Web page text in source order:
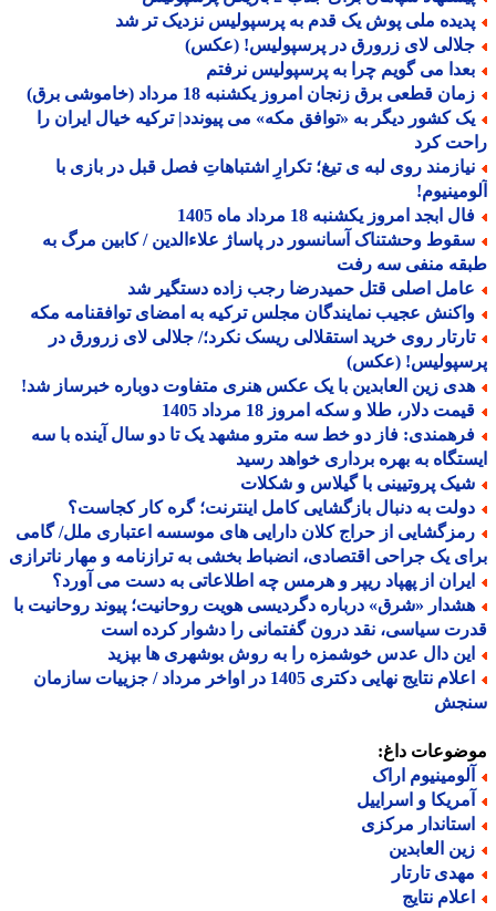
ملی پوش یک قدم به پرسپولیس نزدیک تر شد
لای زرورق در پرسپولیس! (عکس)
می گویم چرا به پرسپولیس نرفتم
قطعی برق زنجان امروز یکشنبه 18 مرداد (خاموشی برق)
کشور دیگر به «توافق مکه» می پیوندد| ترکیه خیال ایران را
کرد
روی لبه ی تیغ؛ تکرارِ اشتباهاتِ فصل قبل در بازی با
ابجد امروز یکشنبه 18 مرداد ماه 1405
وحشتناک آسانسور در پاساژ علاءالدین / کابین مرگ به
منفی سه رفت
اصلی قتل حمیدرضا رجب زاده دستگیر شد
عجیب نمایندگان مجلس ترکیه به امضای توافقنامه مکه
روی خرید استقلالی ریسک نکرد؛/ جلالی لای زرورق در
(عکس)
زین العابدین با یک عکس هنری متفاوت دوباره خبرساز شد!
دلار، طلا و سکه امروز 18 مرداد 1405
فاز دو خط سه مترو مشهد یک تا دو سال آینده با سه
به بهره برداری خواهد رسید
پروتیینی با گیلاس و شکلات
به دنبال بازگشایی کامل اینترنت؛ گره کار کجاست؟
از حراج کلان دارایی های موسسه اعتباری ملل/ گامی
یک جراحی اقتصادی، انضباط بخشی به ترازنامه و مهار ناترازی
از پهپاد ریپر و هرمس چه اطلاعاتی به دست می آورد؟
«شرق» درباره دگردیسی هویت روحانیت؛ پیوند روحانیت با
سیاسی، نقد درون گفتمانی را دشوار کرده است
دال عدس خوشمزه را به روش بوشهری ها بپزید
اعلام نتایج نهایی دکتری 1405 در اواخر مرداد / جزییات سازمان
داغ:
اراک
و اسراییل
مرکزی
العابدین
تارتار
نتایج